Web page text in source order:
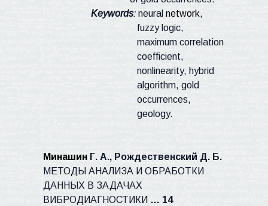
Keywords:neuralnetwork,
fuzzy logic,
maximum correlation
coefficient,
nonlinearity, hybrid
algorithm, gold
occurrences,
geology.
Минашин Г. А., Рождественский Д. Б.
МЕТОДЫ АНАЛИЗА И ОБРАБОТКИ
ДАННЫХ В ЗАДАЧАХ
ВИБРОДИАГНОСТИКИ … 14